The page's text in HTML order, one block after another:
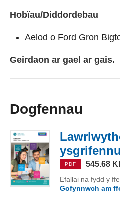
Hobïau/Diddordebau
Aelod o Ford Gron
Geirdaon ar gael ar gais.
Dogfennau
PDF 545.68
Efallai na fydd y
Gofynnwch am